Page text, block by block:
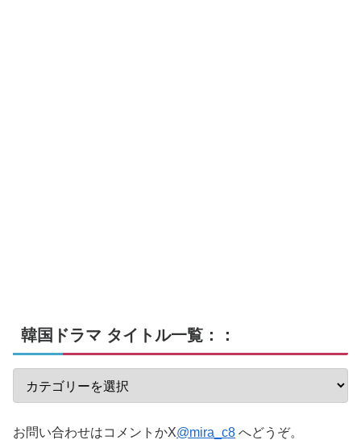
韓国ドラマ タイトル一覧：：
お問い合わせはコメントかX@mira_c8 へどうぞ。